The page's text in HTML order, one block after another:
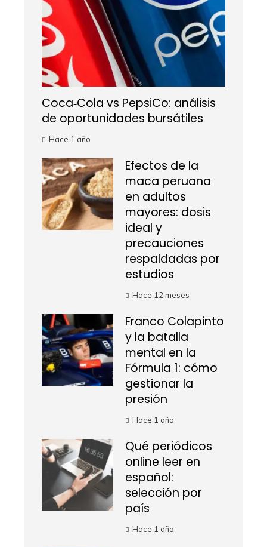
Coca‑Cola vs PepsiCo: análisis
de oportunidades bursátiles
Hace 1 año
Efectos de la
maca peruana
en adultos
mayores: dosis
ideal y
precauciones
respaldadas por
estudios
Hace 12 meses
Franco Colapinto
y la batalla
mental en la
Fórmula 1: cómo
gestionar la
presión
Hace 1 año
Qué periódicos
online leer en
español:
selección por
país
Hace 1 año